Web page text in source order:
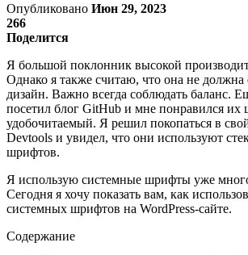
Опубликовано Июн 29, 2023
266
Поделится
Я большой поклонник высокой
Однако я также считаю, что она не должна
дизайн. Важно всегда соблюдать баланс.
посетил блог GitHub и мне понравился
удобочитаемый. Я решил покопаться в
Devtools и увидел, что они используют
шрифтов.
Я использую системные шрифты уже
Сегодня я хочу показать вам, как
системных шрифтов на WordPress-сайте.
Содержание